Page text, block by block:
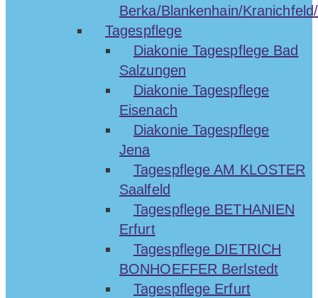
Berka/Blankenhain/
Tagespflege
Diakonie Tagespflege Bad
Salzungen
Diakonie Tagespflege
Eisenach
Diakonie Tagespflege
Jena
Tagespflege AM KLOSTER
Saalfeld
Tagespflege BETHANIEN
Erfurt
Tagespflege DIETRICH
BONHOEFFER Berlstedt
Tagespflege Erfurt